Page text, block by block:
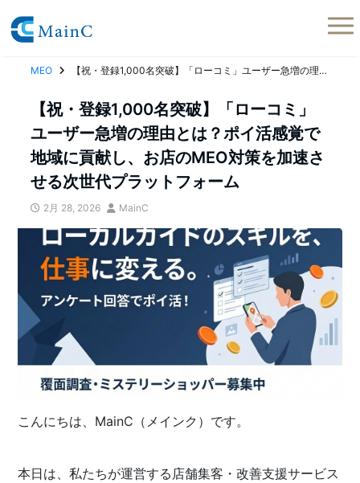
MEO 【祝・登録1,000名突破】「ローコミ」ユーザー急増の理由とは？ポイ活感覚で地域に貢献し、お店のMEO対策を加速させる次世代プラットフォーム
【祝・登録1,000名突破】「ローコミ」
ユーザー急増の理由とは？ポイ活感覚で
地域に貢献し、お店のMEO対策を加速さ
せる次世代プラットフォーム
2月 28, 2026 MainC
こんにちは、MainC（メインク）です。
本日は、私たちが運営する店舗集客・改善支援サービス